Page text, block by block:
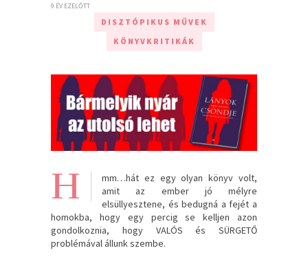
9 ÉV EZELŐTT
DISZTÓPIKUS MŰVEK
KÖNYVKRITIKÁK
H
mm…hát ez egy olyan könyv volt,
amit az ember jó mélyre
elsüllyesztene, és bedugná a fejét a
homokba, hogy egy percig se kelljen azon
gondolkoznia, hogy VALÓS és SÜRGETŐ
problémával állunk szembe.